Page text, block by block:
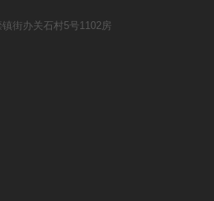
街办关石村5号1102房